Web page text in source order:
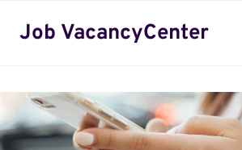
Job VacancyCenter